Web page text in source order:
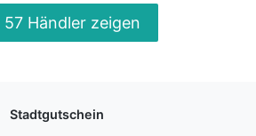
57 Händler zeigen
Stadtgutschein